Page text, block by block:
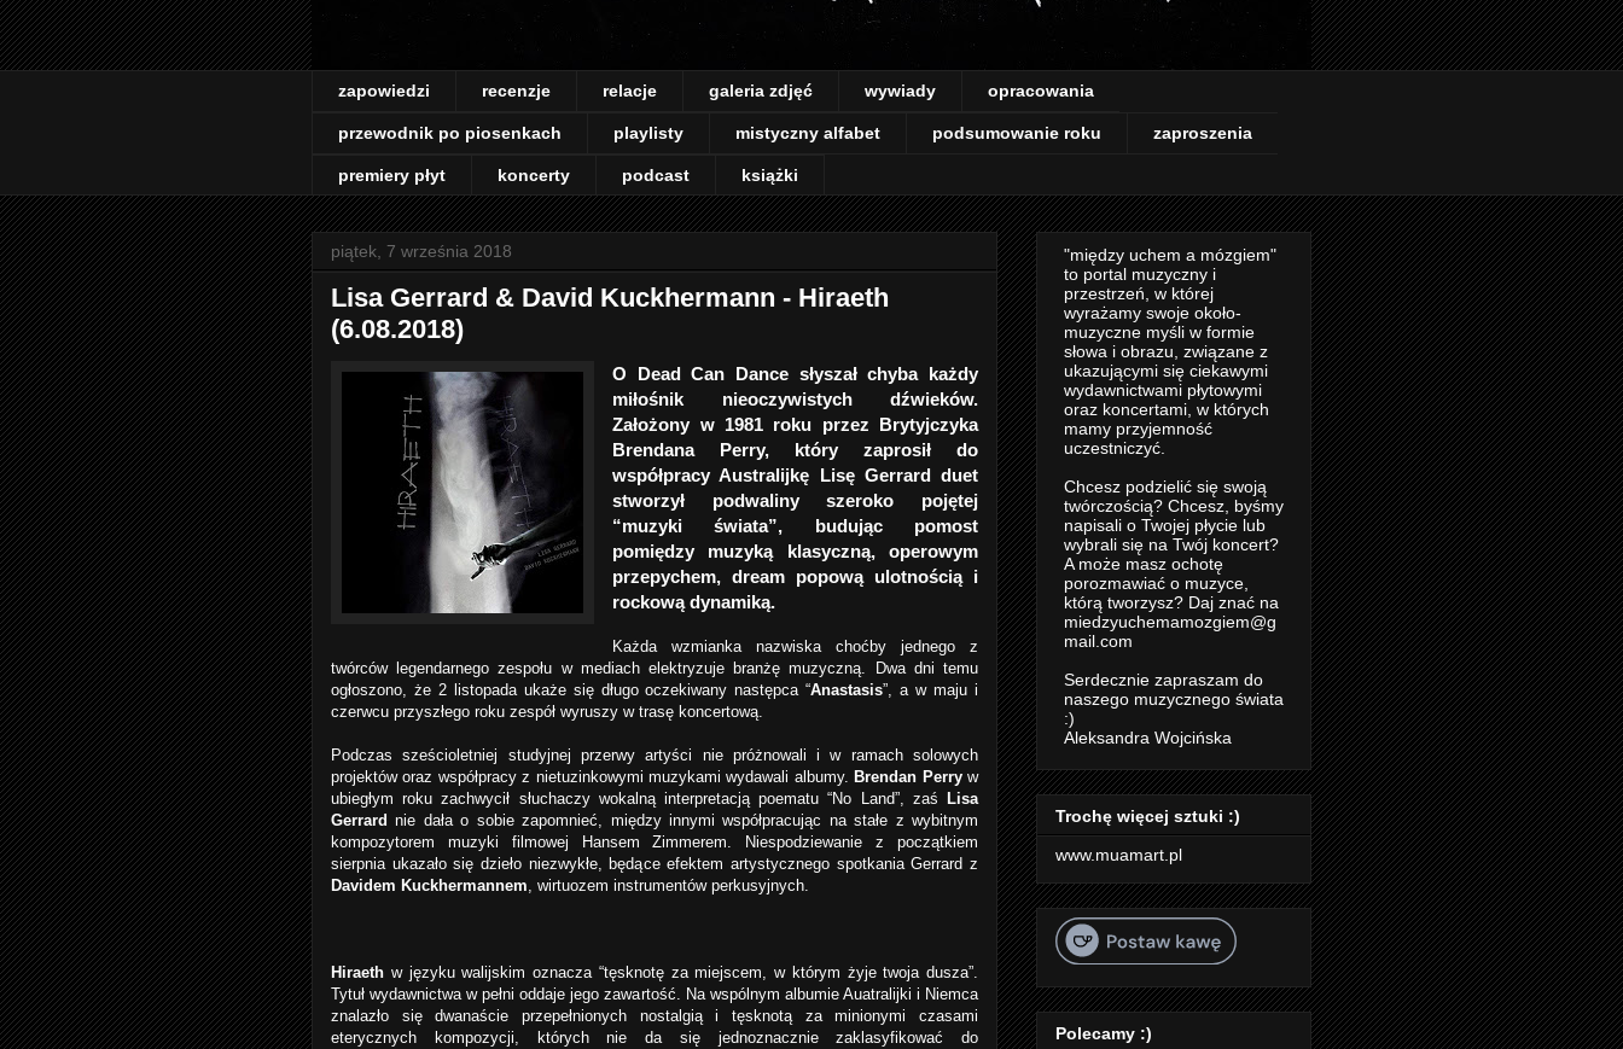
zapowiedzi recenzje relacje galeria zdjęć wywiady opracowania
przewodnik po piosenkach playlisty mistyczny alfabet podsumowanie roku zaproszenia
premiery płyt koncerty podcast książki
piątek, 7 września 2018
Lisa Gerrard & David Kuckhermann - Hiraeth
(6.08.2018)
O Dead Can Dance słyszał chyba każdy
miłośnik nieoczywistych dźwieków.
Założony w 1981 roku przez Brytyjczyka
Brendana Perry, który zaprosił do
współpracy Australijkę Lisę Gerrard duet
stworzył podwaliny szeroko pojętej
“muzyki świata”, budując pomost
pomiędzy muzyką klasyczną, operowym
przepychem, dream popową ulotnością i
rockową dynamiką.
Każda wzmianka nazwiska choćby jednego z
twórców legendarnego zespołu w mediach elektryzuje branżę muzyczną. Dwa dni temu
ogłoszono, że 2 listopada ukaże się długo oczekiwany następca “Anastasis”, a w maju i
czerwcu przyszłego roku zespół wyruszy w trasę koncertową.
Podczas sześcioletniej studyjnej przerwy artyści nie próżnowali i w ramach solowych
projektów oraz współpracy z nietuzinkowymi muzykami wydawali albumy. Brendan Perryw
ubiegłym roku zachwycił słuchaczy wokalną interpretacją poematu “No Land”, zaś
Lisa
Gerrard nie dała o sobie zapomnieć, między innymi współpracując na stałe z wybitnym
kompozytorem muzyki filmowej Hansem Zimmerem. Niespodziewanie z początkiem
sierpnia ukazało się dzieło niezwykłe, będące efektem artystycznego spotkania Gerrard z
Davidem Kuckhermannem, wirtuozem instrumentów perkusyjnych.
Hiraeth w języku walijskim oznacza “tęsknotę za miejscem, w którym żyje twoja dusza”.
Tytuł wydawnictwa w pełni oddaje jego zawartość. Na wspólnym albumie Auatralijki i Niemca
znalazło się dwanaście przepełnionych nostalgią i tęsknotą za minionymi czasami
eterycznych kompozycji, których nie da się jednoznacznie zaklasyfikować do
"między uchem a mózgiem"
to portal muzyczny i
przestrzeń, w której
wyrażamy swoje około-
muzyczne myśli w formie
słowa i obrazu, związane z
ukazującymi się ciekawymi
wydawnictwami płytowymi
oraz koncertami, w których
mamy przyjemność
uczestniczyć.
Chcesz podzielić się swoją
twórczością? Chcesz, byśmy
napisali o Twojej płycie lub
wybrali się na Twój koncert?
A może masz ochotę
porozmawiać o muzyce,
którą tworzysz? Daj znać na
miedzyuchemamozgiem@g
mail.com
Serdecznie zapraszam do
naszego muzycznego świata
:)
Aleksandra Wojcińska
Trochę więcej sztuki :)
www.muamart.pl
Polecamy :)